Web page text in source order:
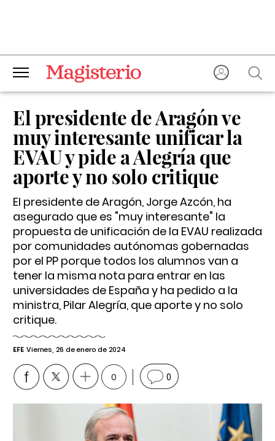
El presidente de Aragón ve
muy interesante unificar la
EVAU y pide a Alegría que
aporte y no solo critique
El presidente de Aragón, Jorge Azcón, ha
asegurado que es "muy interesante" la
propuesta de unificación de la EVAU realizada
por comunidades autónomas gobernadas
por el PP porque todos los alumnos van a
tener la misma nota para entrar en las
universidades de España y ha pedido a la
ministra, Pilar Alegría, que aporte y no solo
critique.
EFE Viernes, 26 de enero de 2024
0 0